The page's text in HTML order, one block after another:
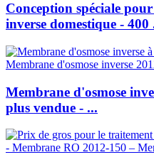
Conception spéciale
inverse domestique - 400
Membrane d'osmose
plus vendue - ...